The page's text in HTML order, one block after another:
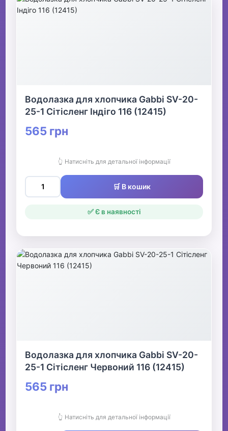
Водолазка для хлопчика Gabbi SV-20-
25-1 Сітісленг Індіго 116 (12415)
565 грн
👆 Натисніть для детальної інформації
🛒 В кошик
✅ Є в наявності
Водолазка для хлопчика Gabbi SV-20-
25-1 Сітісленг Червоний 116 (12415)
565 грн
👆 Натисніть для детальної інформації